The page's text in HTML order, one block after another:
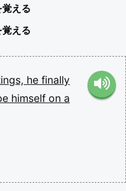
える
える
he finally
himself on a